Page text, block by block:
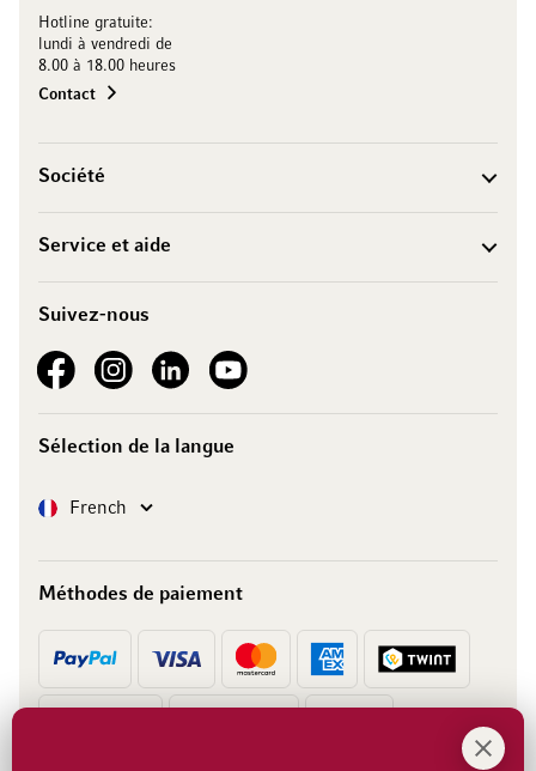
Hotline gratuite:
lundi à vendredi de
8.00 à 18.00 heures
Contact
Société
Service et aide
Suivez-nous
See our FacebookSee our Instagram account
See our LinkedInSee our YouTube channel
Sélection de la langue
LangueFrench
Méthodes de paiement